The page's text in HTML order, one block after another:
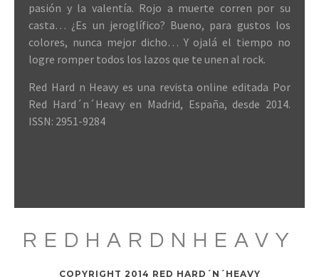
pasión y la valentía. Rojo a muerte corren por su
casta… ¿Es un jeroglífico? Bueno, para gustos los
colores, nunca mejor dicho… Y ojalá el tiempo no
logre romper todos los lazos que te unen al rock.
Red Hard n Heavy es una revista online editada Por
Red Hard´n´Heavy en Madrid, España, desde 2014.
ISSN: 2951-9284
REDHARDNHEAVY
COPYRIGHT 2014 RED HARD´N´HEAVY